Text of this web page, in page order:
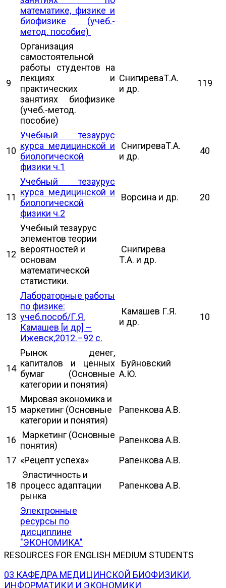
математике, физике и
биофизике (учеб.-
метод. пособие)
9
Организация
самостоятельной
работы студентов на
лекциях и
практических
занятиях биофизике
(учеб.-метод.
пособие)
СнигиреваТ.А.
и др.
119
10
Учебный тезаурус
курса медицинской и
биологической
физики ч.1
СнигиреваТ.А.
и др.
40
11
Учебный тезаурус
курса медицинской и
биологической
физики ч.2
Ворсина и др. 20
12
Учебный тезаурус
элементов теории
вероятностей и
основам
математической
статистики.
Снигирева
Т.А. и др.
13
Лабораторные работы
по физике:
учеб.пособ/Г.Я.
Камашев [и др] –
Ижевск,2012.–92 с.
Камашев Г.Я.
и др.
10
14
Рынок денег,
капиталов и ценных
бумаг (Основные
категории и понятия)
Буйновский
А.Ю.
15
Мировая экономика и
маркетинг (Основные
категории и понятия)
Рапенкова А.В.
16
Маркетинг (Основные
понятия)
Рапенкова А.В.
17 «Рецепт успеха» Рапенкова А.В.
18
Эластичность и
процесс адаптации
рынка
Рапенкова А.В.
Электронные
ресурсы по
дисциплине
"ЭКОНОМИКА"
RESOURCES FOR ENGLISH MEDIUM STUDENTS
03 КАФЕДРА МЕДИЦИНСКОЙ БИОФИЗИКИ,
ИНФОРМАТИКИ И ЭКОНОМИКИ